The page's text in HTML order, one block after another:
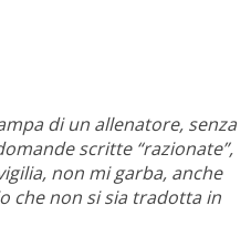
di un allenatore, senza
scritte “razionate”,
non mi garba, anche
che non si sia tradotta in